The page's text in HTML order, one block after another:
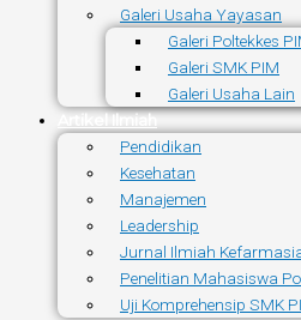
Galeri Usaha Yayasan
Galeri Poltekkes
Galeri SMK PIM
Galeri Usaha Lain
Artikel Ilmiah
Pendidikan
Kesehatan
Manajemen
Leadership
Jurnal Ilmiah
Penelitian Mahasiswa
Uji Komprehensip SMK